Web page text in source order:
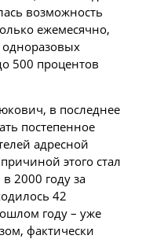
возможность
ежемесячно,
одноразовых
500 процентов
в последнее
постепенное
адресной
этого стал
2000 году за
42
году – уже
фактически